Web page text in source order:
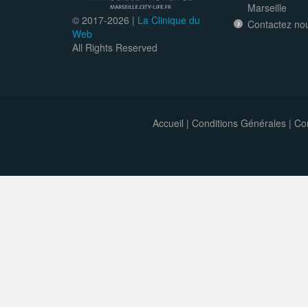
© 2017-2026 | La Clinique du
Web
All Rights Reserved
Marseille
Contactez
Accueil | Conditions Générales|